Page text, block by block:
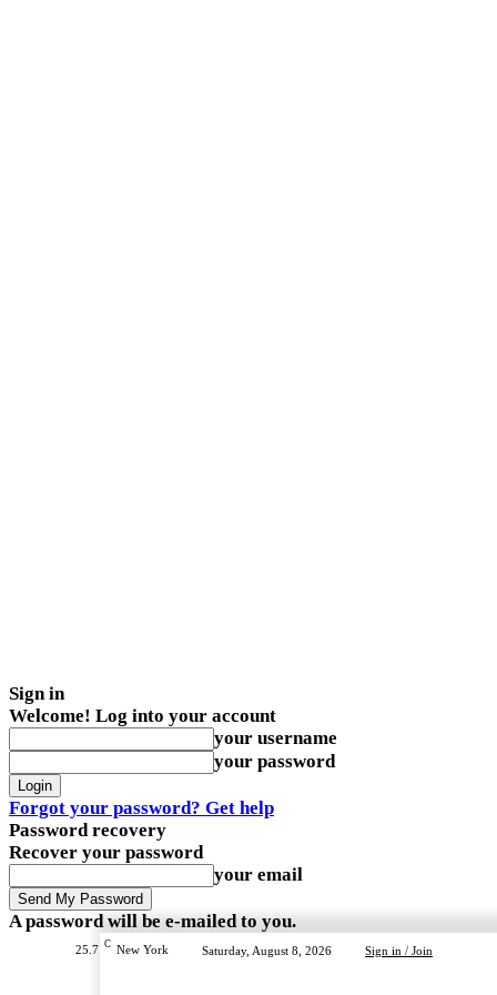
Sign in
Welcome! Log into your account
your username
your password
Forgot your password? Get help
Password recovery
Recover your password
your email
A password will be e-mailed to you.
25.7 C New York Saturday, August 8, 2026 Sign in / Join